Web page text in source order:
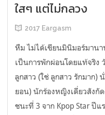
ใสๆ แต่ไม่กลวง
2017 Eargasm
หืม ไม่ได้เขียนมินิมอร์มานา
เป็นการพักผ่อนโดยแท้จริง
ลูกสาว (ใช่ ลูกสาว รักมาก)
ยอน) นักร้องหญิงเดี่ยวสังกัด
ชนะที่ 3 จาก Kpop Star ปีแ